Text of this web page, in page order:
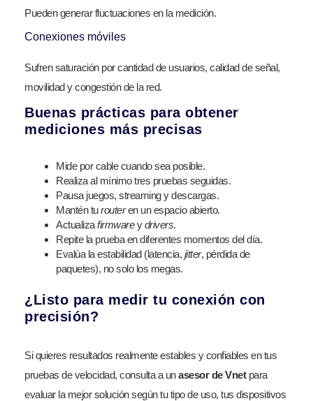
Pueden generar fluctuaciones en la medición.
Conexiones móviles
Sufren saturación por cantidad de usuarios, calidad de señal,
movilidad y congestión de la red.
Buenas prácticas para obtener
mediciones más precisas
Mide por cable cuando sea posible.
Realiza al mínimo tres pruebas seguidas.
Pausa juegos, streaming y descargas.
Mantén turouteren un espacio abierto.
Actualizafirmwareydrivers.
Repite la prueba en diferentes momentos del día.
Evalúa la estabilidad (latencia, jitter, pérdida de
paquetes), no solo los megas.
¿Listo para medir tu conexión con
precisión?
Si quieres resultados realmente estables y confiables en tus
pruebas de velocidad, consulta a unasesor de Vnetpara
evaluar la mejor solución según tu tipo de uso, tus dispositivos